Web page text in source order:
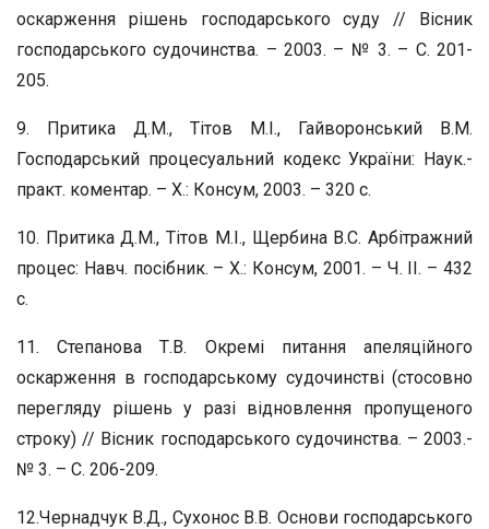
оскарження рішень господарського суду // Вісник
господарського судочинства. – 2003. – № 3. – С. 201-
205.
9. Притика Д.М., Тітов М.І., Гайворонський В.М.
Господарський процесуальний кодекс України: Наук.-
практ. коментар. – Х.: Консум, 2003. – 320 с.
10. Притика Д.М., Тітов М.І., Щербина В.С. Арбітражний
процес: Навч. посібник. – Х.: Консум, 2001. – Ч. ІІ. – 432
с.
11. Степанова Т.В. Окремі питання апеляційного
оскарження в господарському судочинстві (стосовно
перегляду рішень у разі відновлення пропущеного
строку) // Вісник господарського судочинства. – 2003.-
№ 3. – С. 206-209.
12.Чернадчук В.Д., Сухонос В.В. Основи господарського